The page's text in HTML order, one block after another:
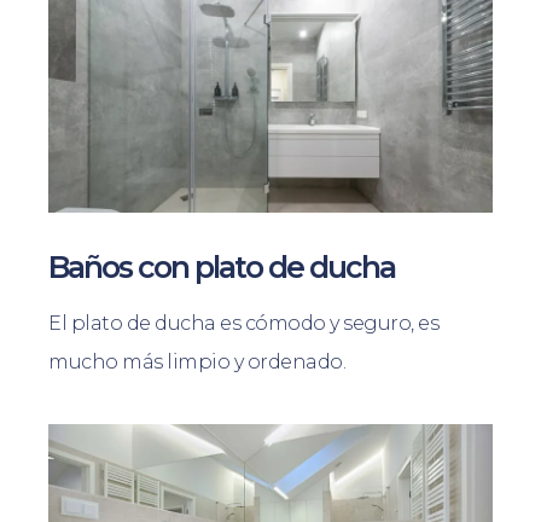
Baños con plato de ducha
El plato de ducha es cómodo y seguro, es
mucho más limpio y ordenado.